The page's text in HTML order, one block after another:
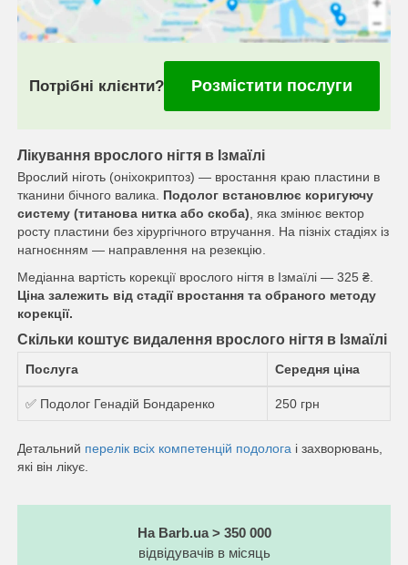
Потрібні клієнти? Розмістити послуги
Лікування врослого нігтя в Ізмаїлі
Врослий ніготь (оніхокриптоз) — вростання краю пластини в
тканини бічного валика. Подолог встановлює коригуючу
систему (титанова нитка або скоба) , яка змінює вектор
росту пластини без хірургічного втручання. На пізніх стадіях із
нагноєнням — направлення на резекцію.
Медіанна вартість корекції врослого нігтя в Ізмаїлі — 325 ₴.
Ціна залежить від стадії вростання та обраного методу
корекції.
Скільки коштує видалення врослого нігтя в Ізмаїлі
Послуга Середня ціна
✅ Подолог Генадій Бондаренко 250 грн
Детальний перелік всіх компетенцій подолога і захворювань,
які він лікує.
На Barb.ua > 350 000
відвідувачів в місяць